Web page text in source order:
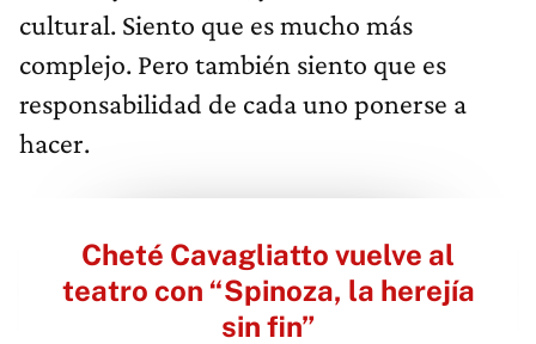
cultural. Siento que es mucho más
complejo. Pero también siento que es
responsabilidad de cada uno ponerse a
hacer.
Cheté Cavagliatto vuelve al
teatro con “Spinoza, la herejía
sin fin”